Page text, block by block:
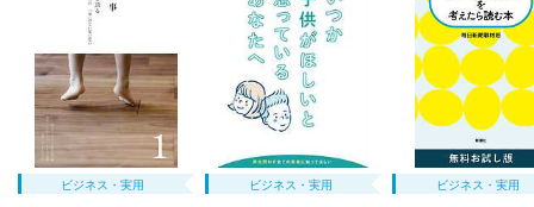
ビジネス・実用 ビジネス・実用 ビジネス・実用